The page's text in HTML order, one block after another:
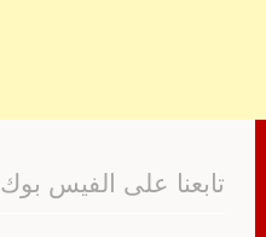
تابعنا على الفيس بوك